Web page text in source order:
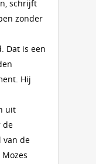
schrijft
zonder
Dat is een
Hij
uit
de
van de